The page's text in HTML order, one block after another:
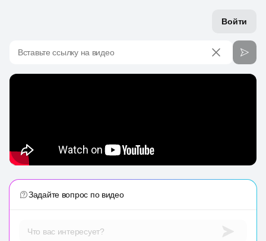
Войти
Вставьте ссылку на видео
Задайте вопрос по видео
Что вас интересует?